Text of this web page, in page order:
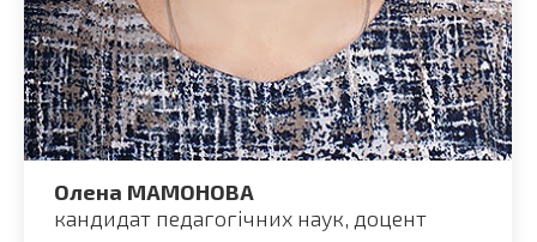
Олена МАМОНОВА
кандидат педагогічних наук, доцент